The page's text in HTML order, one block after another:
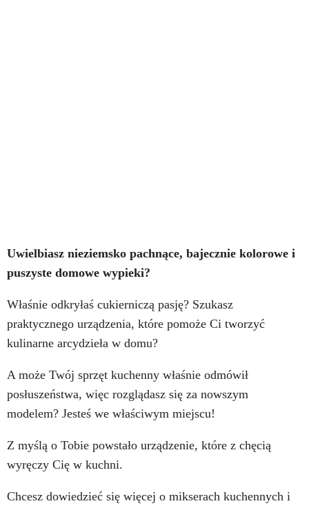
Uwielbiasz nieziemsko pachnące, bajecznie kolorowe i
puszyste domowe wypieki?
Właśnie odkryłaś cukierniczą pasję? Szukasz
praktycznego urządzenia, które pomoże Ci tworzyć
kulinarne arcydzieła w domu?
A może Twój sprzęt kuchenny właśnie odmówił
posłuszeństwa, więc rozglądasz się za nowszym
modelem? Jesteś we właściwym miejscu!
Z myślą o Tobie powstało urządzenie, które z chęcią
wyręczy Cię w kuchni.
Chcesz dowiedzieć się więcej o mikserach kuchennych i